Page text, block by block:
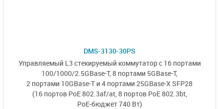
DMS-3130-30PS
Управляемый L3 стекируемый коммутаторс 16 портами
100/1000/2.5GBase-T,8 портами 5GBase-T,
2 портами 10GBase-T и 4 портами 25GBase-X SFP28
(16 портов PoE 802.3af/at,8 портов PoE 802.3bt,
PoE-бюджет 740 Вт)